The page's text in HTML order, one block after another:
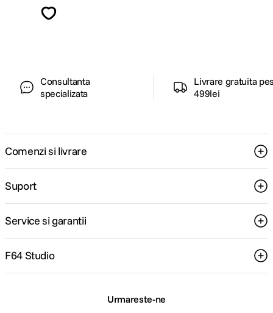
Consultanta
specializata
Livrare gratuita
499lei
Comenzi si livrare
Suport
Service si garantii
F64 Studio
Urmareste-ne